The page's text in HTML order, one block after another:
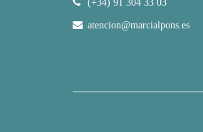
(+34) 91 304 33 03
atencion@marcialpons.es